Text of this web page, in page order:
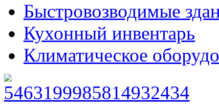
Быстровозводимые
Кухонный инвентарь
Климатическое